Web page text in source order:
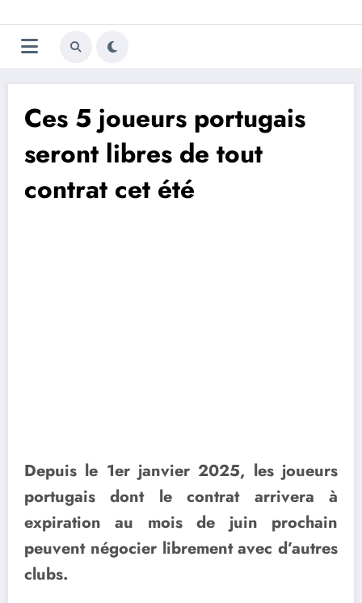
au
contenu
Trivela
L'actualité du football
Ces 5 joueurs portugais
seront libres de tout
contrat cet été
Depuis le 1er janvier 2025, les joueurs
portugais dont le contrat arrivera à
expiration au mois de juin prochain
peuvent négocier librement avec d’autres
clubs.